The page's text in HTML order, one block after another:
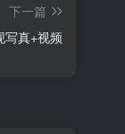
下一篇
写真+视频